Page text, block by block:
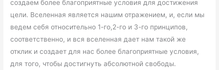
создаем более благоприятные условия для достижения
цели. Вселенная является нашим отражением, и, если мы
ведем себя относительно 1-го,2-го и 3-го принципов,
соответственно, и вся вселенная дает нам такой же
отклик и создает для нас более благоприятные условия,
для того, чтобы достигнуть абсолютной свободы.